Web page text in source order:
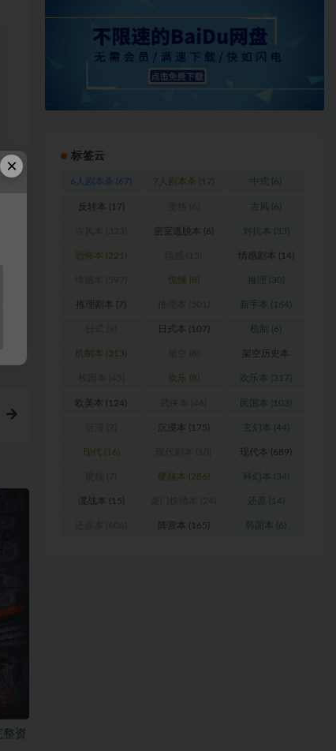
整资
标签云
6人剧本杀 (67) 7人剧本杀 (17) 中式 (6)
反转本 (17) 古风 (6)
密室逃脱本 (6) 对抗本 (33)
恐怖本 (221) 情感剧本 (14)
惊悚 (8) 推理 (30)
推理剧本 (7) 新手本 (164)
日式本 (107) 机制 (6)
机制本 (313) 架空历史本
(102)
欢乐 (8) 欢乐本 (317)
欧美本 (124) 民国本 (103)
沉浸本 (175) 玄幻本 (44)
现代 (16) 现代本 (689)
硬核本 (286) 科幻本 (34)
谍战本 (15) 还原 (14)
阵营本 (165) 韩国本 (6)
×